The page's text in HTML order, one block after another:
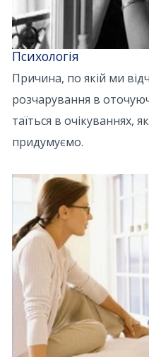
Психологія
Причина, по якій ми
розчарування в
таїться в очікуваннях,
придумуємо.